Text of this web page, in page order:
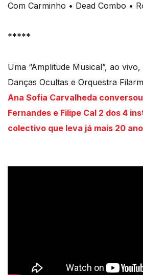
Com Carminho • Dead Combo •
*****
Uma “Amplitude Musical”, ao
Danças Ocultas e Orquestra
Ana Sofia Carvalheda
Fernandes e Filipe Cal 2 dos 4
colectivo que leva já mais 20